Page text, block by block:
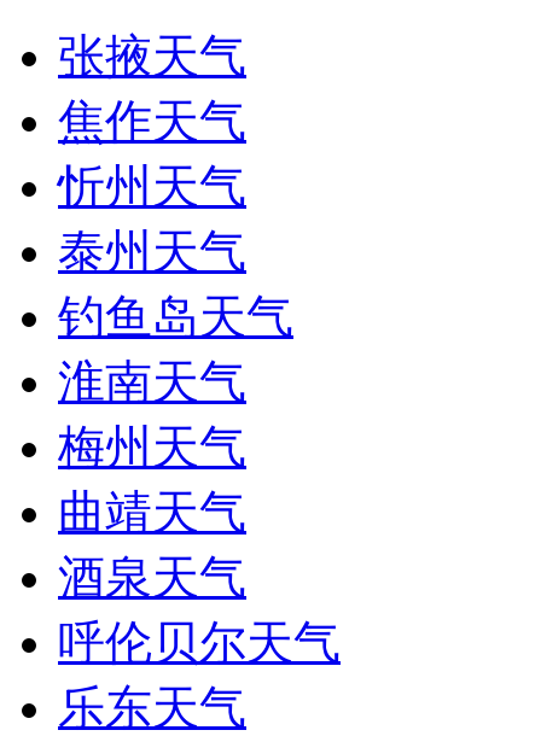
张掖天气
焦作天气
忻州天气
泰州天气
钓鱼岛天气
淮南天气
梅州天气
曲靖天气
酒泉天气
呼伦贝尔天气
乐东天气